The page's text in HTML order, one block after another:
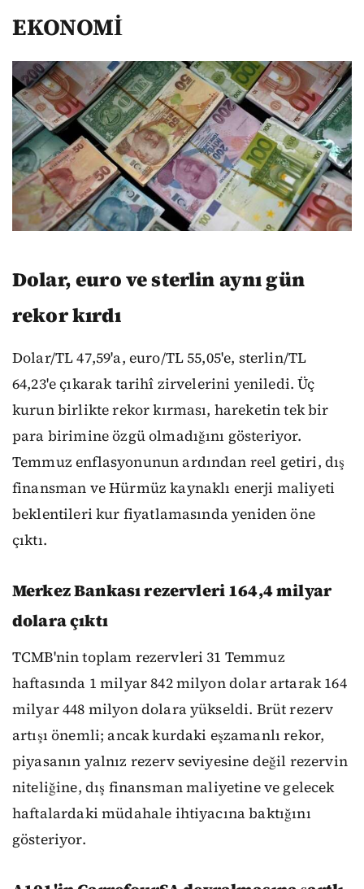
EKONOMİ
Dolar, euro ve sterlin aynı gün
rekor kırdı
Dolar/TL 47,59'a, euro/TL 55,05'e, sterlin/TL
64,23'e çıkarak tarihî zirvelerini yeniledi. Üç
kurun birlikte rekor kırması, hareketin tek bir
para birimine özgü olmadığını gösteriyor.
Temmuz enflasyonunun ardından reel getiri, dış
finansman ve Hürmüz kaynaklı enerji maliyeti
beklentileri kur fiyatlamasında yeniden öne
çıktı.
Merkez Bankası rezervleri 164,4 milyar
dolara çıktı
TCMB'nin toplam rezervleri 31 Temmuz
haftasında 1 milyar 842 milyon dolar artarak 164
milyar 448 milyon dolara yükseldi. Brüt rezerv
artışı önemli; ancak kurdaki eşzamanlı rekor,
piyasanın yalnız rezerv seviyesine değil rezervin
niteliğine, dış finansman maliyetine ve gelecek
haftalardaki müdahale ihtiyacına baktığını
gösteriyor.